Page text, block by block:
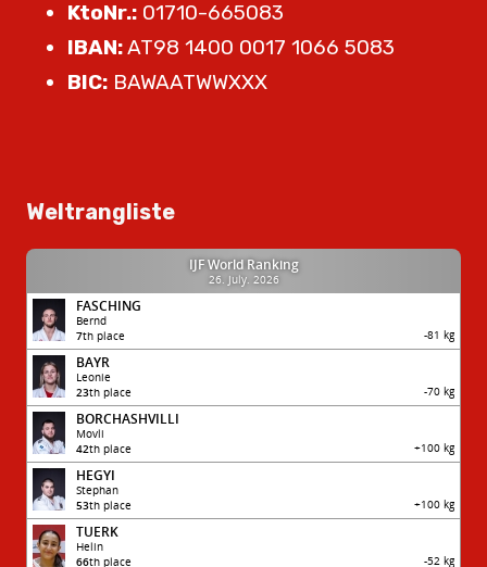
KtoNr.: 01710-665083
IBAN:AT98 1400 0017 1066 5083
BIC: BAWAATWWXXX
Weltrangliste